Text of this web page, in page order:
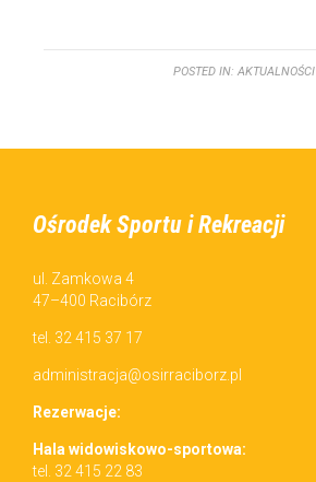
POSTED IN: AKTUALNOŚCI
Ośrodek Sportu i Rekreacji
ul. Zamkowa 4
47–400 Racibórz
tel. 32 415 37 17
administracja@osirraciborz.pl
Rez­erwac­je:
Hala wid­owiskowo-sportowa:
tel. 32 415 22 83